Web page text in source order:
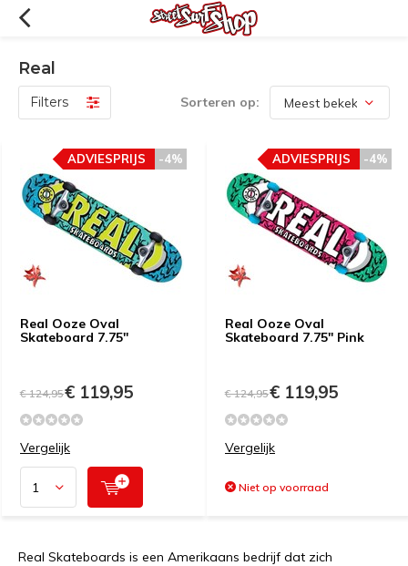
Real
Filters Sorteren op:
Real Ooze Oval
Skateboard 7.75''
-4%
ADVIESPRIJS
€ 124,95€ 119,95
Vergelijk
Real Ooze Oval
Skateboard 7.75'' Pink
-4%
ADVIESPRIJS
€ 124,95€ 119,95
Vergelijk
Niet op voorraad
Real Skateboards is een Amerikaans bedrijf dat zich